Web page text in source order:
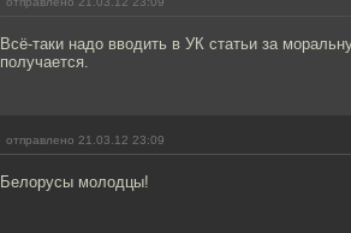
Всё-таки надо вводить в УК статьи за
получается.
отправлено 21.03.12 23:09
Белорусы молодцы!